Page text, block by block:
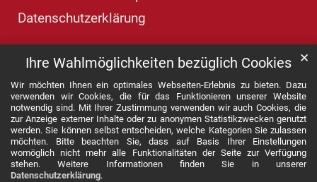
Ihre Wahlmöglichkeiten bezüglich Cookies
Wir möchten Ihnen ein optimales Webseiten-Erlebnis zu bieten. Dazu
verwenden wir Cookies, die für das Funktionieren unserer Website
notwendig sind. Mit Ihrer Zustimmung verwenden wir auch Cookies, die
zur Anzeige externer Inhalte oder zu anonymen Statistikzwecken genutzt
werden. Sie können selbst entscheiden, welche Kategorien Sie zulassen
möchten. Bitte beachten Sie, dass auf Basis Ihrer Einstellungen
womöglich nicht mehr alle Funktionalitäten der Seite zur Verfügung
stehen. Weitere Informationen finden Sie in unserer
Datenschutzerklärung.
✕
Datenschutzerklärung